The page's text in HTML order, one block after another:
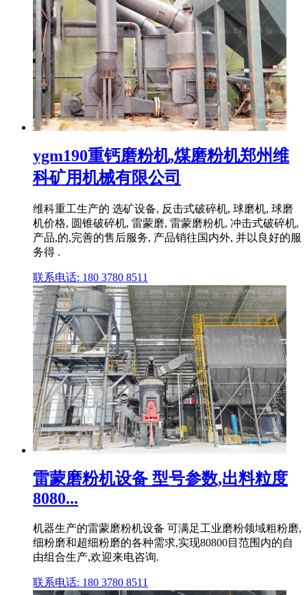
ygm190重钙磨粉机,煤磨粉机郑州维
科矿用机械有限公司
维科重工生产的 选矿设备, 反击式破碎机, 球磨机, 球磨
机价格, 圆锥破碎机, 雷蒙磨, 雷蒙磨粉机, 冲击式破碎机,
产品,的,完善的售后服务, 产品销往国内外, 并以良好的服
务得 .
联系电话: 180 3780 8511
雷蒙磨粉机设备 型号参数,出料粒度
8080...
机器生产的雷蒙磨粉机设备 可满足工业磨粉领域粗粉磨,
细粉磨和超细粉磨的各种需求,实现80800目范围内的自
由组合生产,欢迎来电咨询.
联系电话: 180 3780 8511